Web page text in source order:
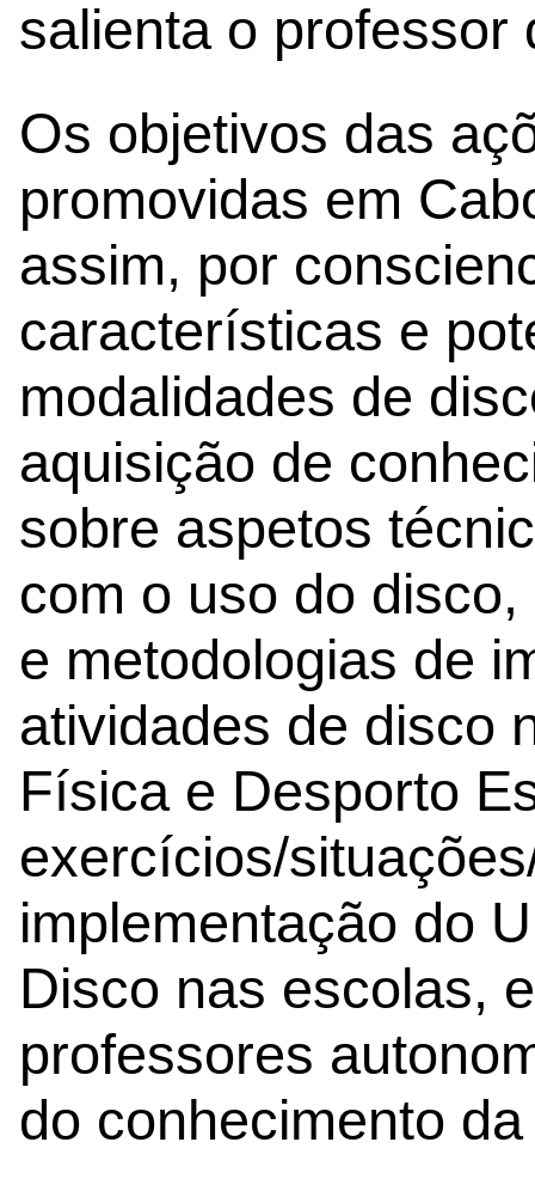
salienta o professor
Os objetivos das
promovidas em
assim, por
características e
modalidades de
aquisição de
sobre aspetos
com o uso do
e metodologias de
atividades de disco
Física e Desporto
exercícios/
implementação do
Disco nas escolas,
professores
do conhecimento